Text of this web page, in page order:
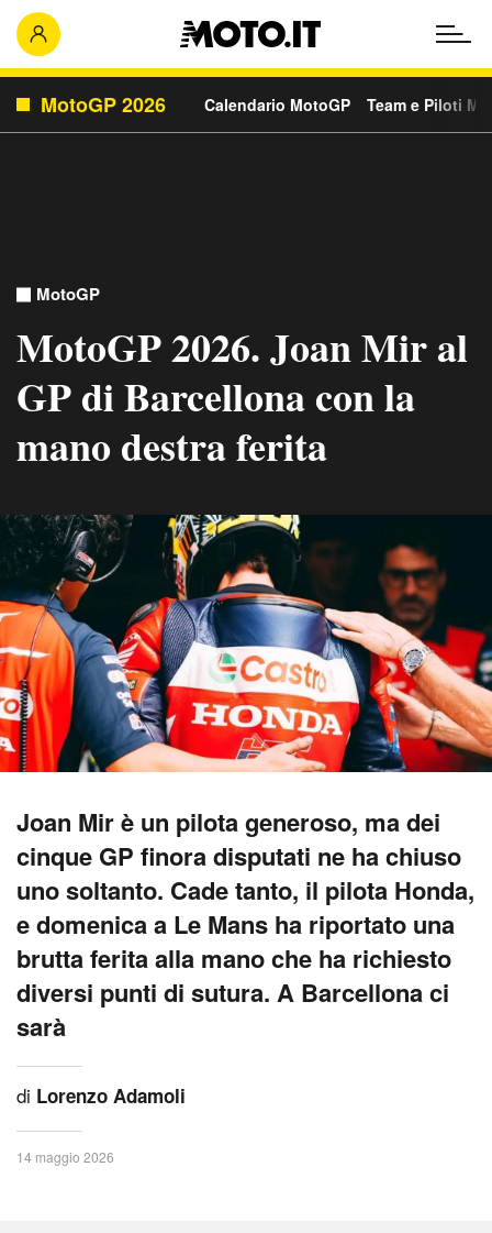
MotoGP 2026 Calendario MotoGP Team e Piloti
MotoGP
MotoGP 2026. Joan Mir al
GP di Barcellona con la
mano destra ferita
Joan Mir è un pilota generoso, ma dei
cinque GP finora disputati ne ha chiuso
uno soltanto. Cade tanto, il pilota Honda,
e domenica a Le Mans ha riportato una
brutta ferita alla mano che ha richiesto
diversi punti di sutura. A Barcellona ci
sarà
di Lorenzo Adamoli
14 maggio 2026